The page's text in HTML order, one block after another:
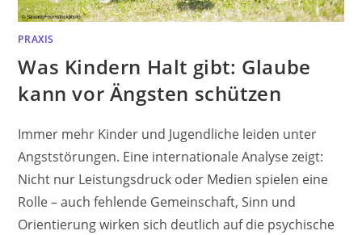
PRAXIS
Was Kindern Halt gibt: Glaube
kann vor Ängsten schützen
Immer mehr Kinder und Jugendliche leiden unter
Angststörungen. Eine internationale Analyse zeigt:
Nicht nur Leistungsdruck oder Medien spielen eine
Rolle – auch fehlende Gemeinschaft, Sinn und
Orientierung wirken sich deutlich auf die psychische